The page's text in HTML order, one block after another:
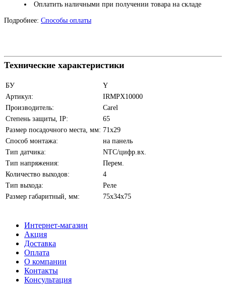
Оплатить наличными при получении товара на складе
Подробнее: Способы оплаты
Технические характеристики
БУ
Y
Артикул:
IRMPX10000
Производитель:
Carel
Степень защиты, IP:
65
Размер посадочного места, мм: 71х29
Способ монтажа:
на панель
Тип датчика:
NTC/цифр.вх.
Тип напряжения:
Перем.
Количество выходов:
4
Тип выхода:
Реле
Размер габаритный, мм:
75х34х75
Интернет-магазин
Акция
Доставка
Оплата
О компании
Контакты
Консультация